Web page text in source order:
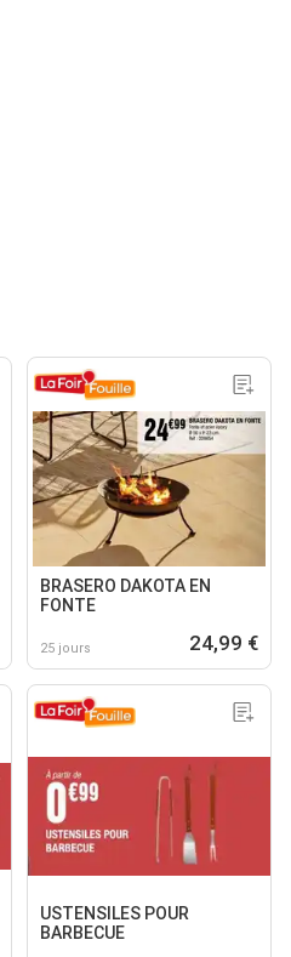
BRASERO DAKOTA EN
FONTE
25 jours 24,99 €
USTENSILES POUR
BARBECUE